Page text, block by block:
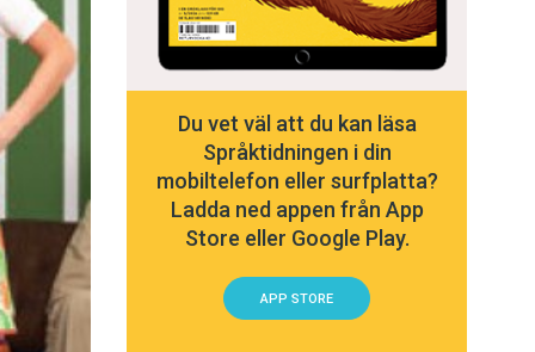
Du vet väl att du kan läsa
Språktidningen i din
mobiltelefon eller surfplatta?
Ladda ned appen från App
Store eller Google Play.
APP STORE